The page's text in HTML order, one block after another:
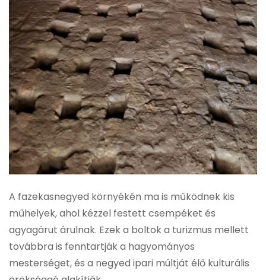
A fazekasnegyed környékén ma is működnek kis
műhelyek, ahol kézzel festett csempéket és
agyagárut árulnak. Ezek a boltok a turizmus mellett
továbbra is fenntartják a hagyományos
mesterséget, és a negyed ipari múltját élő kulturális